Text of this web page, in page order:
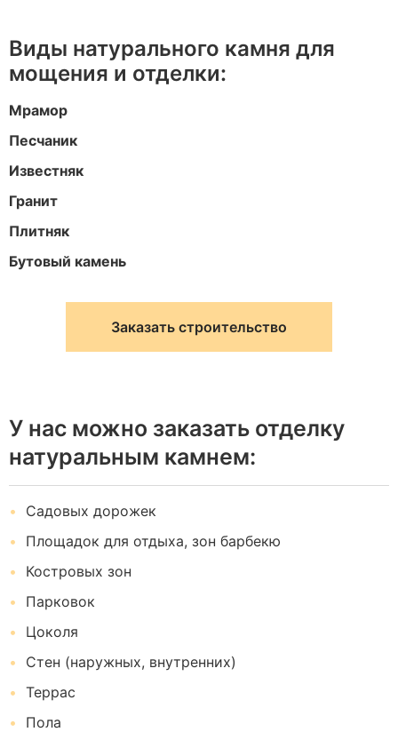
Виды натурального камня для
мощения и отделки:
Мрамор
Песчаник
Известняк
Гранит
Плитняк
Бутовый камень
Заказать строительство
У нас можно заказать отделку
натуральным камнем:
Садовых дорожек
Площадок для отдыха, зон барбекю
Костровых зон
Парковок
Цоколя
Стен (наружных, внутренних)
Террас
Пола